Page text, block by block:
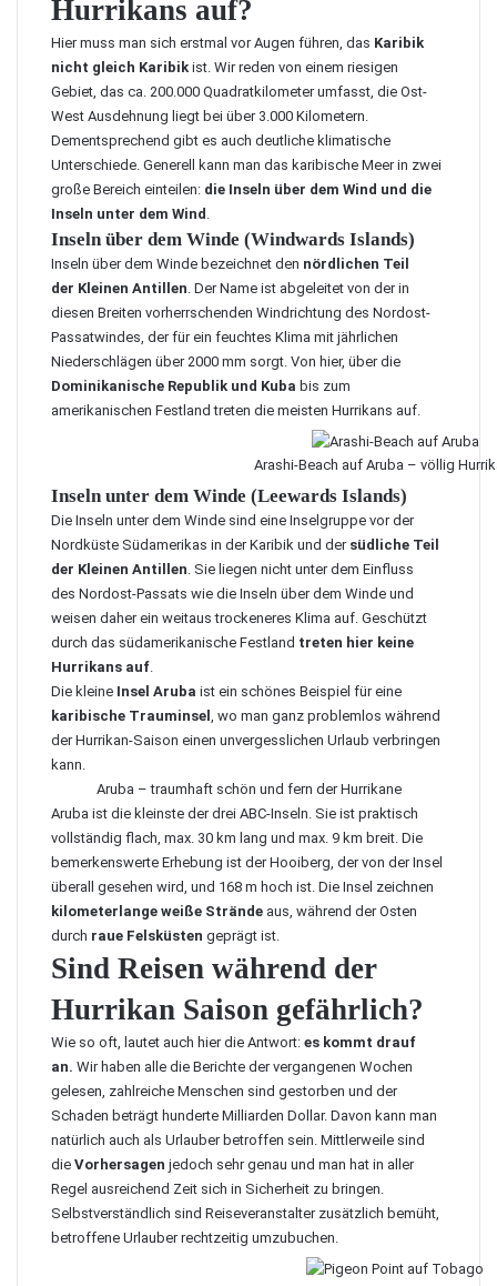
Hurrikans auf?
Hier muss man sich erstmal vor Augen führen, das Karibik
nicht gleich Karibik ist. Wir reden von einem riesigen
Gebiet, das ca. 200.000 Quadratkilometer umfasst, die Ost-
West Ausdehnung liegt bei über 3.000 Kilometern.
Dementsprechend gibt es auch deutliche klimatische
Unterschiede. Generell kann man das karibische Meer in zwei
große Bereich einteilen: die Inseln über dem Wind und die
Inseln unter dem Wind .
Inseln über dem Winde (Windwards Islands)
Inseln über dem Winde bezeichnet den nördlichen Teil
der Kleinen Antillen. Der Name ist abgeleitet von der in
diesen Breiten vorherrschenden Windrichtung des Nordost-
Passatwindes, der für ein feuchtes Klima mit jährlichen
Niederschlägen über 2000 mm sorgt. Von hier, über die
Dominikanische Republik und Kuba bis zum
amerikanischen Festland treten die meisten Hurrikans auf.
Arashi-Beach auf Aruba– völlig
Inseln unter dem Winde (Leewards Islands)
Die Inseln unter dem Winde sind eine Inselgruppe vor der
Nordküste Südamerikas in der Karibik und der südliche Teil
der Kleinen Antillen. Sie liegen nicht unter dem Einfluss
des Nordost-Passats wie die Inseln über dem Winde und
weisen daher ein weitaus trockeneres Klima auf. Geschützt
durch das südamerikanische Festland treten hier keine
Hurrikans auf.
Die kleine Insel Aruba ist ein schönes Beispiel für eine
karibische Trauminsel , wo man ganz problemlos während
der Hurrikan-Saison einen unvergesslichen Urlaub verbringen
kann.
Aruba – traumhaft schön und fern der Hurrikane
Aruba ist die kleinste der drei ABC-Inseln. Sie ist praktisch
vollständig flach, max. 30 km lang und max. 9 km breit. Die
bemerkenswerte Erhebung ist der Hooiberg, der von der Insel
überall gesehen wird, und 168 m hoch ist. Die Insel zeichnen
kilometerlange weiße Strände aus, während der Osten
durch raue Felsküsten geprägt ist.
Sind Reisen während der
Hurrikan Saison gefährlich?
Wie so oft, lautet auch hier die Antwort: es kommt drauf
an. Wir haben alle die Berichte der vergangenen Wochen
gelesen, zahlreiche Menschen sind gestorben und der
Schaden beträgt hunderte Milliarden Dollar. Davon kann man
natürlich auch als Urlauber betroffen sein. Mittlerweile sind
die Vorhersagen jedoch sehr genau und man hat in aller
Regel ausreichend Zeit sich in Sicherheit zu bringen.
Selbstverständlich sind Reiseveranstalterzusätzlich bemüht,
betroffene Urlauber rechtzeitig umzubuchen.